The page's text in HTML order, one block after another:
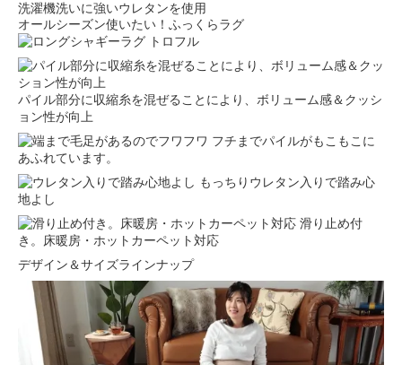
洗濯機洗いに強いウレタンを使用
オールシーズン使いたい！ふっくらラグ
パイル部分に収縮糸を混ぜることにより、ボリューム感＆クッシ
ョン性が向上
フチまでパイルがもこもこに
あふれています。
もっちりウレタン入りで踏み心
地よし
滑り止め付
き。床暖房・ホットカーペット対応
デザイン＆サイズラインナップ